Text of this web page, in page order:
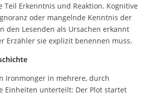
Erkenntnis und Reaktion. Kognitive
oder mangelnde Kenntnis der
den Lesenden als Ursachen erkannt
Erzähler sie explizit benennen muss.
Ironmonger in mehrere, durch
Einheiten unterteilt: Der Plot startet